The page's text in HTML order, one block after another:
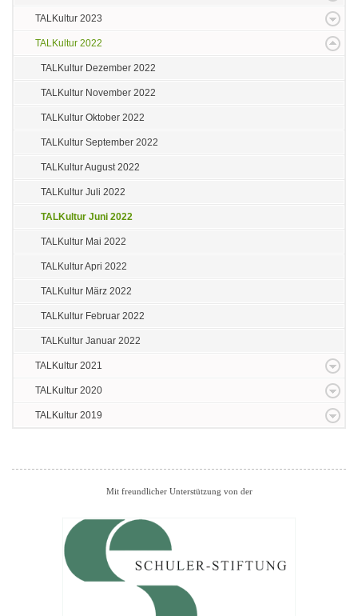
TALKultur 2023
TALKultur 2022
TALKultur Dezember 2022
TALKultur November 2022
TALKultur Oktober 2022
TALKultur September 2022
TALKultur August 2022
TALKultur Juli 2022
TALKultur Juni 2022
TALKultur Mai 2022
TALKultur Apri 2022
TALKultur März 2022
TALKultur Februar 2022
TALKultur Januar 2022
TALKultur 2021
TALKultur 2020
TALKultur 2019
Mit freundlicher Unterstützung von der